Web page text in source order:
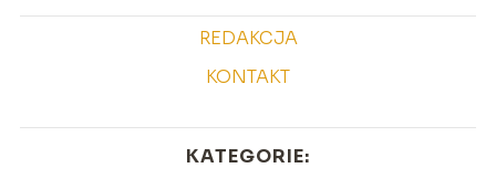
REDAKCJA
KONTAKT
KATEGORIE: